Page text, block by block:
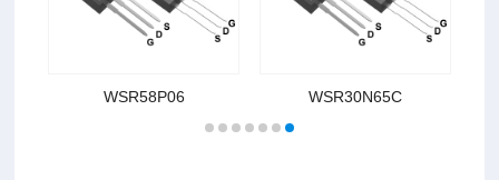
WSR58P06 WSR30N65C